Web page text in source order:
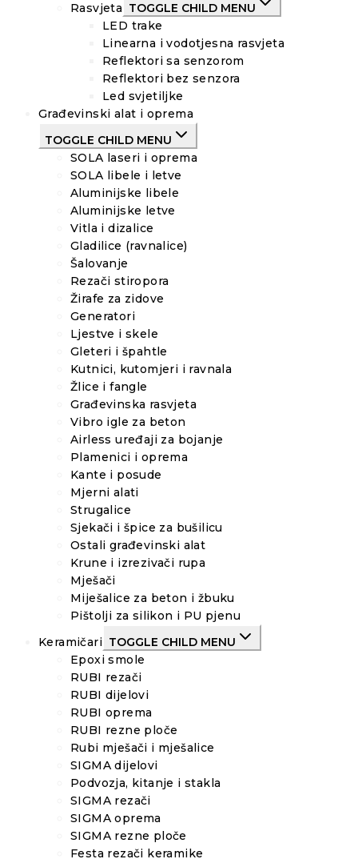
Rasvjeta TOGGLE CHILD MENU
LED trake
Linearna i vodotjesna rasvjeta
Reflektori sa senzorom
Reflektori bez senzora
Led svjetiljke
Građevinski alat i oprema
TOGGLE CHILD MENU
SOLA laseri i oprema
SOLA libele i letve
Aluminijske libele
Aluminijske letve
Vitla i dizalice
Gladilice (ravnalice)
Šalovanje
Rezači stiropora
Žirafe za zidove
Generatori
Ljestve i skele
Gleteri i špahtle
Kutnici, kutomjeri i ravnala
Žlice i fangle
Građevinska rasvjeta
Vibro igle za beton
Airless uređaji za bojanje
Plamenici i oprema
Kante i posude
Mjerni alati
Strugalice
Sjekači i špice za bušilicu
Ostali građevinski alat
Krune i izrezivači rupa
Mješači
Miješalice za beton i žbuku
Pištolji za silikon i PU pjenu
Keramičari TOGGLE CHILD MENU
Epoxi smole
RUBI rezači
RUBI dijelovi
RUBI oprema
RUBI rezne ploče
Rubi mješači i mješalice
SIGMA dijelovi
Podvozja, kitanje i stakla
SIGMA rezači
SIGMA oprema
SIGMA rezne ploče
Festa rezači keramike